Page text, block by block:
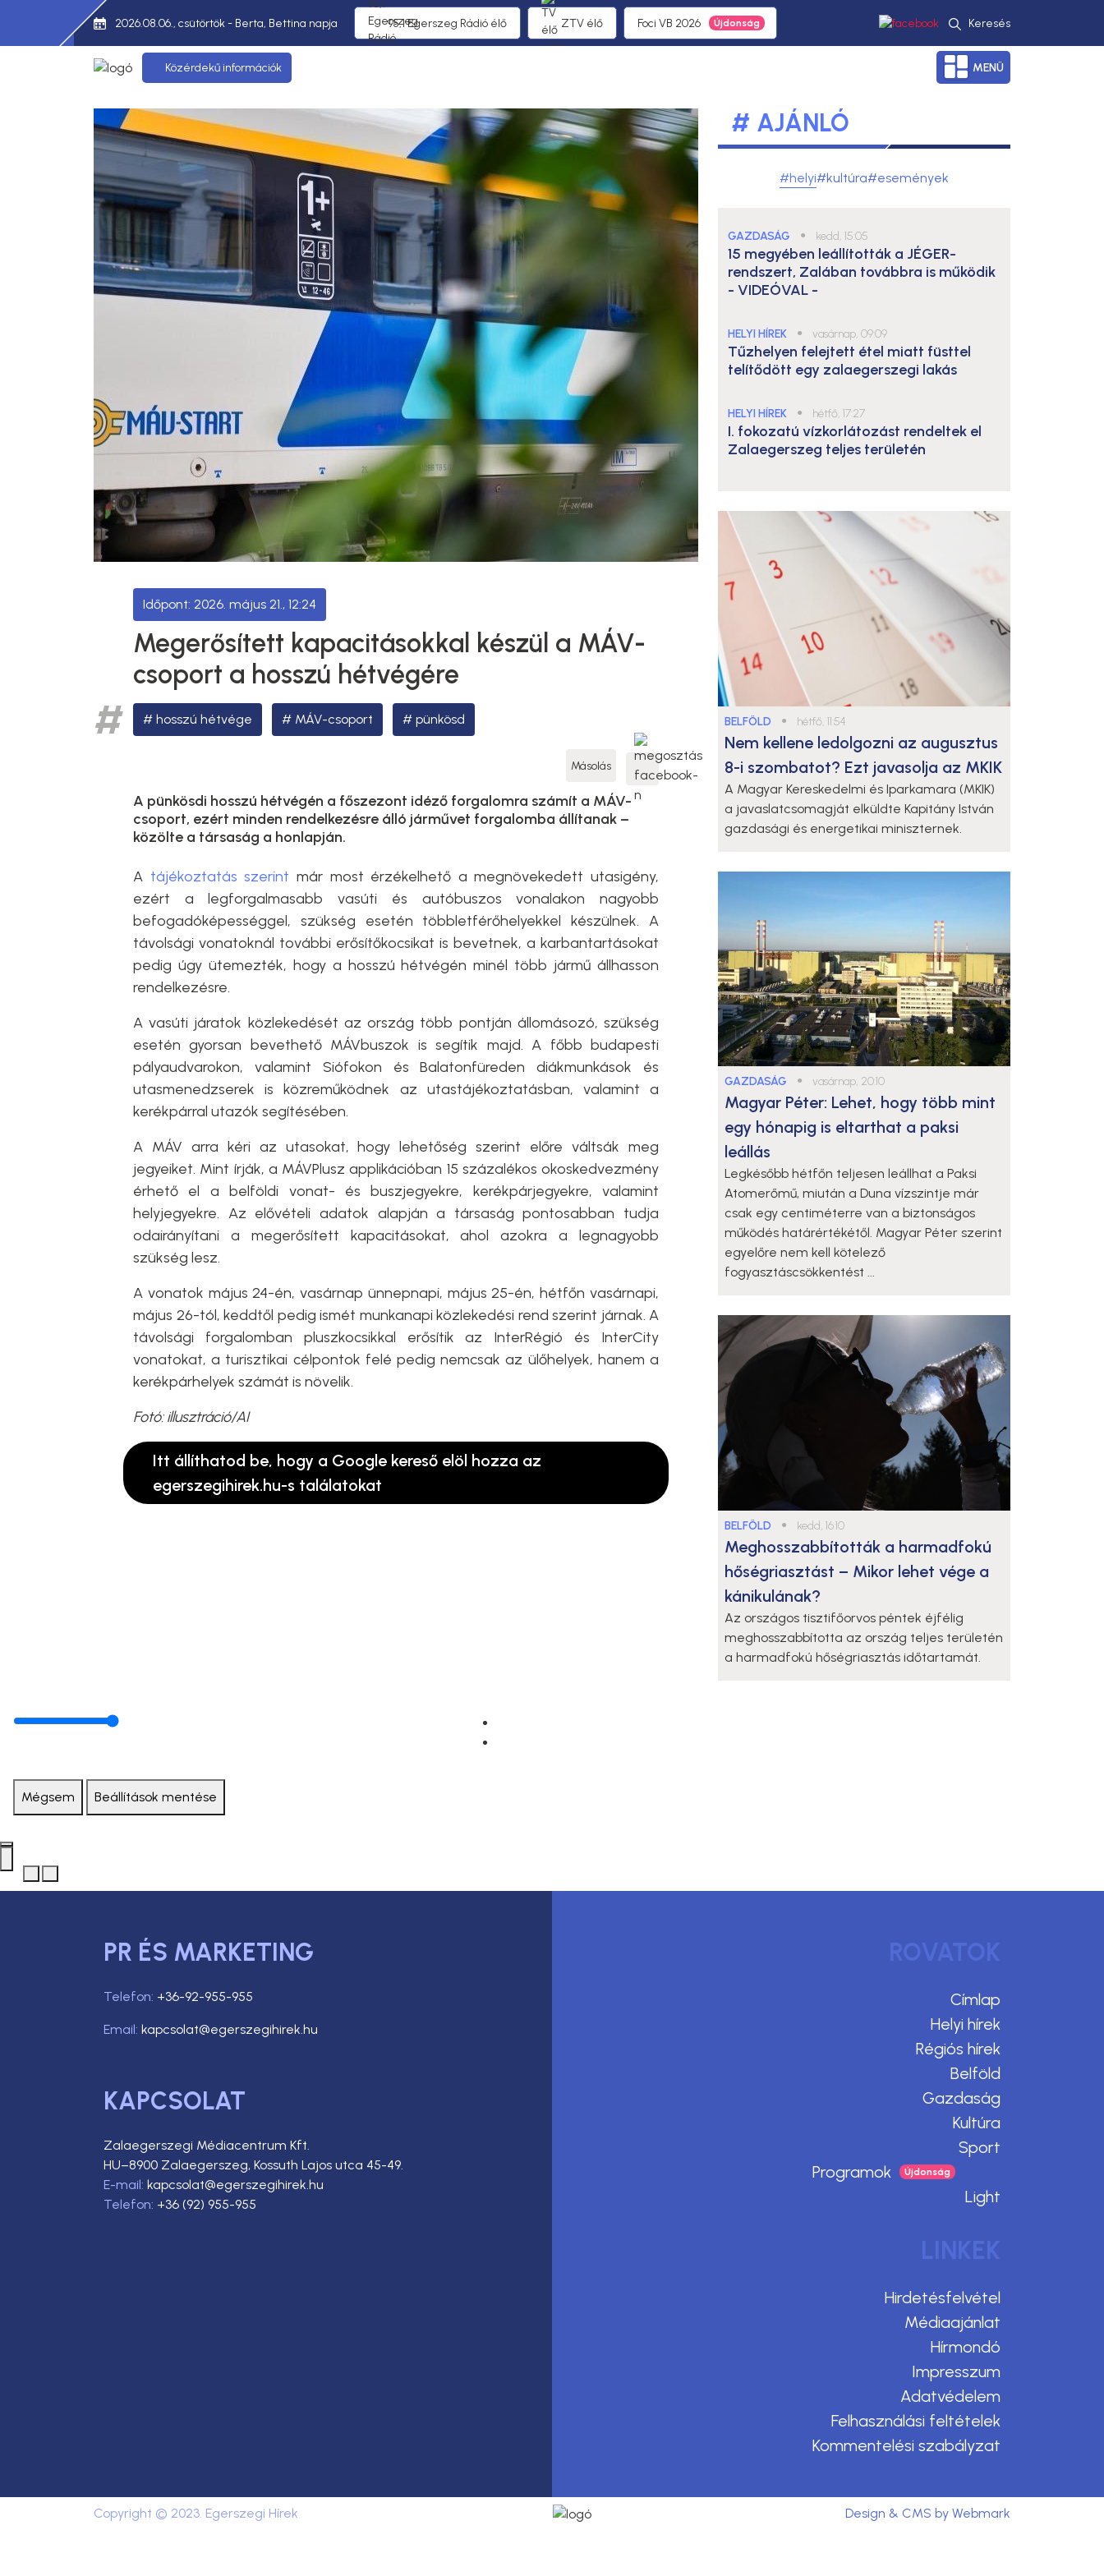
2026.08.06., csütörtök - Berta, Bettina napja 95,1 Egerszeg Rádió élő ZTV élő Foci VB 2026 Keresés
Közérdekű információk MENÜ
2026. május 21., 12:24
Megerősített kapacitásokkal készül a MÁV-
csoport a hosszú hétvégére
hosszú hétvége MÁV-csoport pünkösd
Másolás
A pünkösdi hosszú hétvégén a főszezont idéző forgalomra számít a MÁV-
csoport, ezért minden rendelkezésre álló járművet forgalomba állítanak –
közölte a társaság a honlapján.
A tájékoztatás szerint már most érzékelhető a megnövekedett utasigény,
ezért a legforgalmasabb vasúti és autóbuszos vonalakon nagyobb
befogadóképességgel, szükség esetén többletférőhelyekkel készülnek. A
távolsági vonatoknál további erősítőkocsikat is bevetnek, a karbantartásokat
pedig úgy ütemezték, hogy a hosszú hétvégén minél több jármű állhasson
rendelkezésre.
A vasúti járatok közlekedését az ország több pontján állomásozó, szükség
esetén gyorsan bevethető MÁVbuszok is segítik majd. A főbb budapesti
pályaudvarokon, valamint Siófokon és Balatonfüreden diákmunkások és
utasmenedzserek is közreműködnek az utastájékoztatásban, valamint a
kerékpárral utazók segítésében.
A MÁV arra kéri az utasokat, hogy lehetőség szerint előre váltsák meg
jegyeiket. Mint írják, a MÁVPlusz applikációban 15 százalékos okoskedvezmény
érhető el a belföldi vonat- és buszjegyekre, kerékpárjegyekre, valamint
helyjegyekre. Az elővételi adatok alapján a társaság pontosabban tudja
odairányítani a megerősített kapacitásokat, ahol azokra a legnagyobb
szükség lesz.
A vonatok május 24-én, vasárnap ünnepnapi, május 25-én, hétfőn vasárnapi,
május 26-tól, keddtől pedig ismét munkanapi közlekedési rend szerint járnak. A
távolsági forgalomban pluszkocsikkal erősítik az InterRégió és InterCity
vonatokat, a turisztikai célpontok felé pedig nemcsak az ülőhelyek, hanem a
kerékpárhelyek számát is növelik.
Fotó: illusztráció/AI
Itt állíthatod be, hogy a Google kereső elöl hozza az
egerszegihirek.hu-s találatokat
# AJÁNLÓ
#helyi#kultúra#események
GAZDASÁG ● kedd, 15:05
15 megyében leállították a JÉGER-
rendszert, Zalában továbbra is működik
- VIDEÓVAL -
HELYI HÍREK ● vasárnap, 09:09
Tűzhelyen felejtett étel miatt füsttel
telítődött egy zalaegerszegi lakás
HELYI HÍREK ● hétfő, 17:27
I. fokozatú vízkorlátozást rendeltek el
Zalaegerszeg teljes területén
BELFÖLD ● hétfő, 11:54
Nem kellene ledolgozni az augusztus
8-i szombatot? Ezt javasolja az MKIK
A Magyar Kereskedelmi és Iparkamara (MKIK)
a javaslatcsomagját elküldte Kapitány István
gazdasági és energetikai miniszternek.
GAZDASÁG ● vasárnap, 20:10
Magyar Péter: Lehet, hogy több mint
egy hónapig is eltarthat a paksi
leállás
Legkésőbb hétfőn teljesen leállhat a Paksi
Atomerőmű, miután a Duna vízszintje már
csak egy centiméterre van a biztonságos
működés határértékétől. Magyar Péter szerint
egyelőre nem kell kötelező
fogyasztáscsökkentést ...
BELFÖLD ● kedd, 16:10
Meghosszabbították a harmadfokú
hőségriasztást – Mikor lehet vége a
kánikulának?
Az országos tisztifőorvos péntek éjfélig
meghosszabbította az ország teljes területén
a harmadfokú hőségriasztás időtartamát.
Mégsem Beállítások mentése
PR ÉS MARKETING
Telefon: +36-92-955-955
Email: kapcsolat@egerszegihirek.hu
KAPCSOLAT
Zalaegerszegi Médiacentrum Kft.
HU–8900 Zalaegerszeg, Kossuth Lajos utca 45-49.
E-mail: kapcsolat@egerszegihirek.hu
Telefon: +36 (92) 955-955
ROVATOK
Címlap
Helyi hírek
Régiós hírek
Belföld
Gazdaság
Kultúra
Sport
Programok
Light
LINKEK
Hirdetésfelvétel
Médiaajánlat
Hírmondó
Impresszum
Adatvédelem
Felhasználási feltételek
Kommentelési szabályzat
Copyright © 2023. Egerszegi Hírek Design & CMS by Webmark